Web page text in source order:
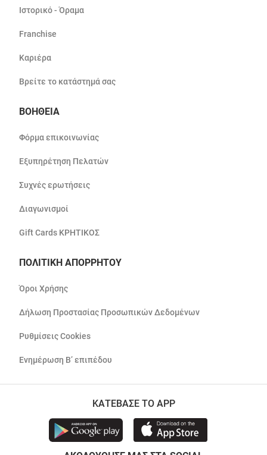
Ιστορικό - Όραμα
Franchise
Καριέρα
Βρείτε το κατάστημά σας
ΒΟΗΘΕΙΑ
Φόρμα επικοινωνίας
Εξυπηρέτηση Πελατών
Συχνές ερωτήσεις
Διαγωνισμοί
Gift Cards ΚΡΗΤΙΚΟΣ
ΠΟΛΙΤΙΚΗ ΑΠΟΡΡΗΤΟΥ
Όροι Χρήσης
Δήλωση Προστασίας Προσωπικών Δεδομένων
Ρυθμίσεις Cookies
Ενημέρωση Β’ επιπέδου
ΚΑΤΕΒΑΣΕ ΤΟ APP